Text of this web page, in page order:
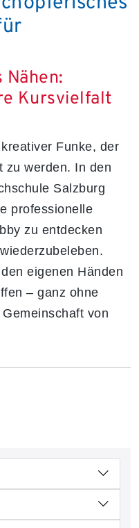
Kursvielfalt
Funke, der
zu werden. In den
Salzburg
professionelle
zu entdecken
eigenen Händen
– ganz ohne
von